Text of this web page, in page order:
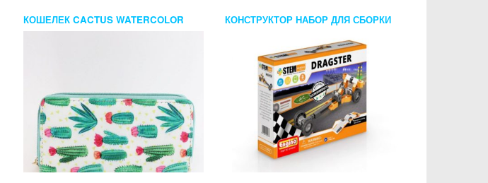
КОШЕЛЕК CACTUS WATERCOLOR
КОНСТРУКТОР НАБОР ДЛЯ СБОРКИ